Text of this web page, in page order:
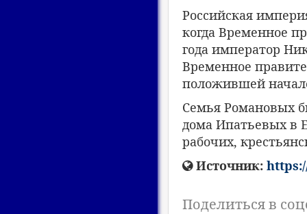
Российская
когда Временное
года император
Временное
положившей
Семья Романовых
дома Ипатьевых в
рабочих,
Источник:
Поделиться в